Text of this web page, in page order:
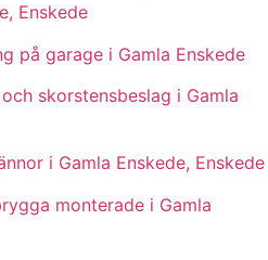
Enskede
på garage i Gamla Enskede
skorstensbeslag i Gamla
i Gamla Enskede, Enskede
monterade i Gamla